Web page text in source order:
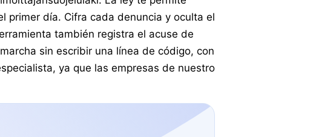
primer día. Cifra cada denuncia y oculta el
también registra el acuse de
sin escribir una línea de código, con
ya que las empresas de nuestro